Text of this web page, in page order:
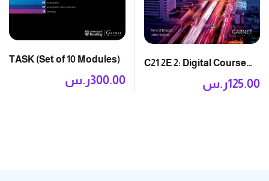
C21 2E 2: Digital Course
ر.س125.00
TASK (Set of 10 Modules)
ر.س300.00